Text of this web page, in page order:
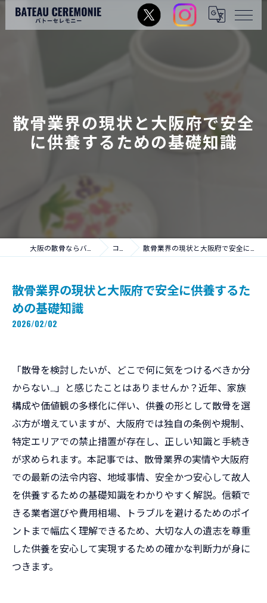
散骨業界の現状と大阪府で安全
に供養するための基礎知識
コラム 散骨業界の現状と大阪府で安全に供養するための基礎知識
散骨業界の現状と大阪府で安全に供養するた
めの基礎知識
2026/02/02
「散骨を検討したいが、どこで何に気をつけるべきか分
からない…」と感じたことはありませんか？近年、家族
構成や価値観の多様化に伴い、供養の形として散骨を選
ぶ方が増えていますが、大阪府では独自の条例や規制、
特定エリアでの禁止措置が存在し、正しい知識と手続き
が求められます。本記事では、散骨業界の実情や大阪府
での最新の法令内容、地域事情、安全かつ安心して故人
を供養するための基礎知識をわかりやすく解説。信頼で
きる業者選びや費用相場、トラブルを避けるためのポイ
ントまで幅広く理解できるため、大切な人の遺志を尊重
した供養を安心して実現するための確かな判断力が身に
つきます。